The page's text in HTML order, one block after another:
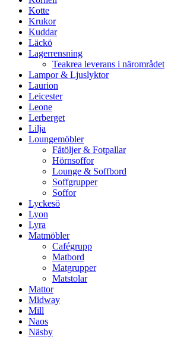
Kotte
Krukor
Kuddar
Läckö
Lagerrensning
Teakrea leverans i närområdet
Lampor & Ljuslyktor
Laurion
Leicester
Leone
Lerberget
Lilja
Loungemöbler
Fåtöljer & Fotpallar
Hörnsoffor
Lounge & Soffbord
Soffgrupper
Soffor
Lyckesö
Lyon
Lyra
Matmöbler
Cafégrupp
Matbord
Matgrupper
Matstolar
Mattor
Midway
Mill
Naos
Näsby